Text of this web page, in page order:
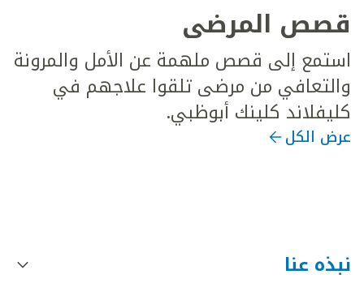
قصص المرضى
استمع إلى قصص ملهمة عن الأمل والمرونة
والتعافي من مرضى تلقوا علاجهم في
كليفلاند كلينك أبوظبي.
عرض الكل
نبذه عنا